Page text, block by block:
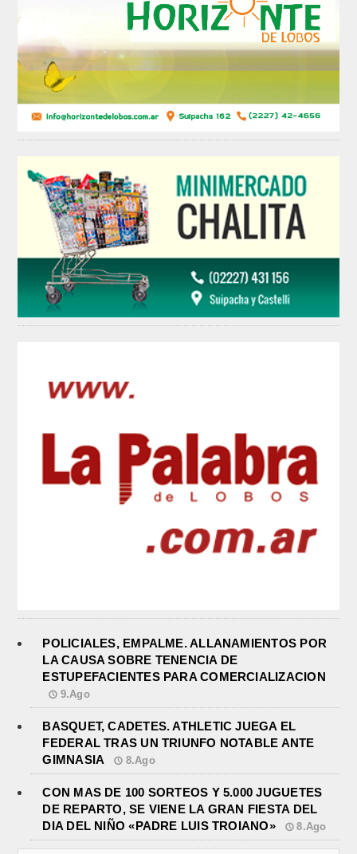
POLICIALES, EMPALME. ALLANAMIENTOS POR
LA CAUSA SOBRE TENENCIA DE
ESTUPEFACIENTES PARA COMERCIALIZACION
9.Ago
BASQUET, CADETES. ATHLETIC JUEGA EL
FEDERAL TRAS UN TRIUNFO NOTABLE ANTE
GIMNASIA
8.Ago
CON MAS DE 100 SORTEOS Y 5.000 JUGUETES
DE REPARTO, SE VIENE LA GRAN FIESTA DEL
DIA DEL NIÑO «PADRE LUIS TROIANO»
8.Ago